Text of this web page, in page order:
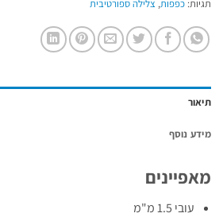
תגיות: כפפות, צלילה ספורטיבית
תיאור
מידע נוסף
מאפיינים
עובי 1.5 מ"מ